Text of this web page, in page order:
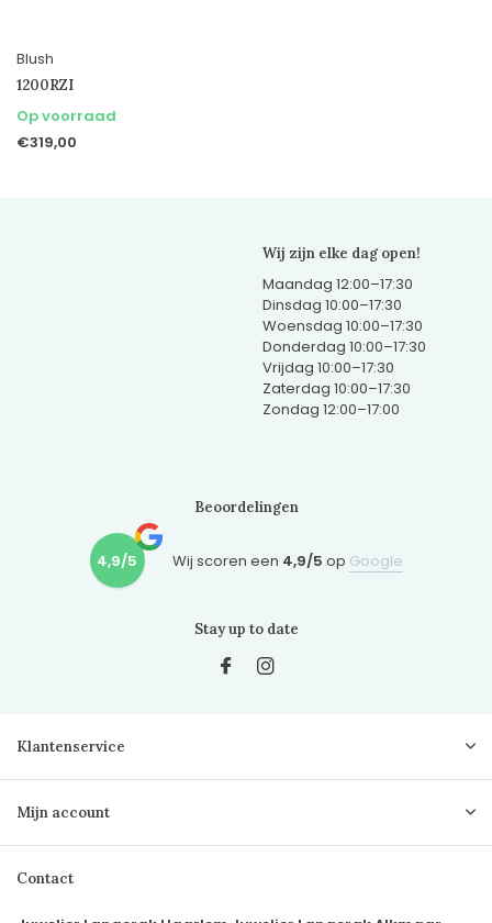
Blush
1200RZI
Op voorraad
€319,00
Wij zijn elke dag open!
Maandag 12:00–17:30
Dinsdag 10:00–17:30
Woensdag 10:00–17:30
Donderdag 10:00–17:30
Vrijdag 10:00–17:30
Zaterdag 10:00–17:30
Zondag 12:00–17:00
Beoordelingen
4,9/5 Wij scoren een 4,9/5 op Google
Stay up to date
Klantenservice
Mijn account
Contact